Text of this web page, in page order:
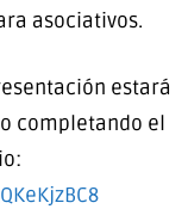
asociativos.
estará
completando el